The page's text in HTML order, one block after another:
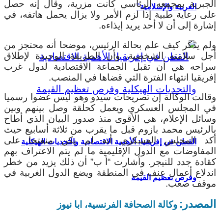
العربية والإسلامية”
القطن في إفريقيا: الأهمية الاقتصادية والتحديات الهيكلية
وفرص تعظيم القيمة
الجبرية بمجمعه الرئاسي كانت مزرية، وقال إنه حصل
على رعاية طبية إذا لزم الأمر ولا يزال يحمل هاتفه، في
إشارة إلى أن لا أحد يريد إيذاءه.
ولم يذكر كيف علم بحالة الرئيس، موضحا أنه محتجز من
أجل سلامته الشخصية، وأن الطريقة الوحيدة لإطلاق
سراحه هي أن تقبل الجماعة الاقتصادية لدول غرب
إفريقيا انتهاء الفترة التي قضاها في المنصب.
وقالت الوكالة إن تصريحات سيدو وهو ليس عضوا رسميا
في المجلس العسكري ويعمل كحلقة وصل بينهم وبين
وسائل الإعلام، هي الأقوى منذ صدور البيان الذي أطاح
بالرئيس محمد بازوم قبل ما يقرب من ثلاثة أسابيع حيث
أكد المجلس العسكري أنه لم يكن منفتحا على
المفاوضات مع الدول الإقليمية ما لم يتم الاعتراف بهم
كقادة جدد للنيجر. وأشارت “أ ب” أن ذلك يزيد من خطر
اندلاع أعمال عنف في المنطقة ويضع الدول الغربية في
موقف صعب.
المصدر: وكالة الصحافة الفرنسية، ابا نيوز